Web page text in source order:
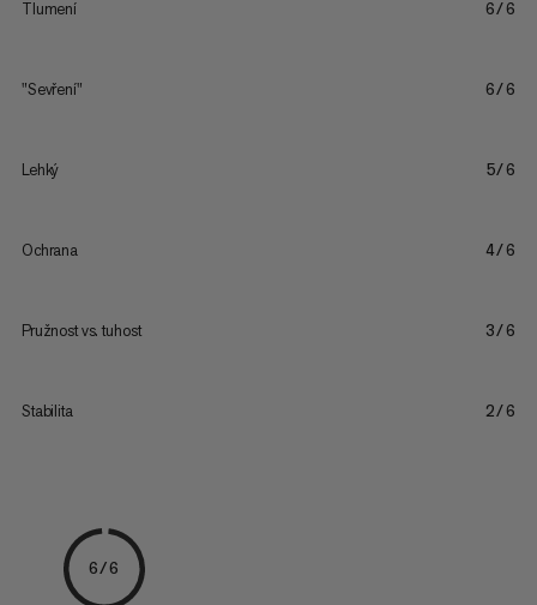
Tlumení 6/6
"Sevření" 6/6
Lehký 5/6
Ochrana 4/6
Pružnost vs. tuhost 3/6
Stabilita 2/6
6/6